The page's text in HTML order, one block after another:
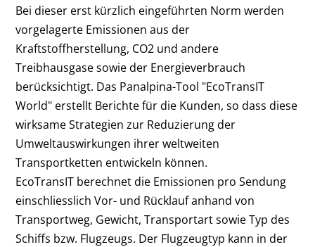
Bei dieser erst kürzlich eingeführten Norm werden
vorgelagerte Emissionen aus der
Kraftstoffherstellung, CO2 und andere
Treibhausgase sowie der Energieverbrauch
berücksichtigt. Das Panalpina-Tool "EcoTransIT
World" erstellt Berichte für die Kunden, so dass diese
wirksame Strategien zur Reduzierung der
Umweltauswirkungen ihrer weltweiten
Transportketten entwickeln können.
EcoTransIT berechnet die Emissionen pro Sendung
einschliesslich Vor- und Rücklauf anhand von
Transportweg, Gewicht, Transportart sowie Typ des
Schiffs bzw. Flugzeugs. Der Flugzeugtyp kann in der